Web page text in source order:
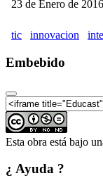
23 de Enero de
tic innovacion
Embebido
Esta obra está bajo
¿ Ayuda ?